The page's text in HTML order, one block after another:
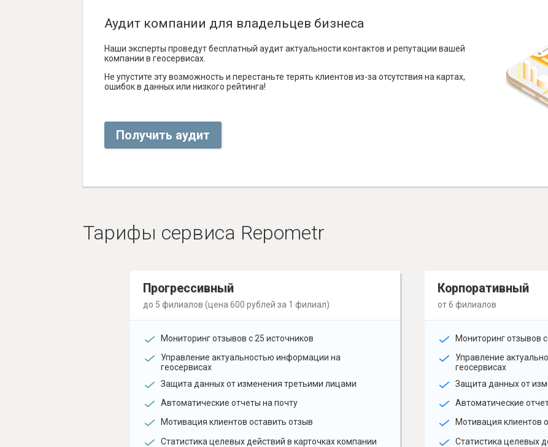
Аудит компании для владельцев бизнеса
Наши эксперты проведут бесплатный аудит актуальности контактов и репутации вашей
компании в геосервисах.
Не упустите эту возможность и перестаньте терять клиентов из-за отсутствия на картах,
ошибок в данных или низкого рейтинга!
Получить аудит
Тарифы сервиса Repometr
Прогрессивный
до 5 филиалов (цена 600 рублей за 1 филиал)
Мониторинг отзывов с 25 источников
Управление актуальностью информации на
геосервисах
Защита данных от изменения третьими лицами
Автоматические отчеты на почту
Мотивация клиентов оставить отзыв
Статистика целевых действий в карточках компании
Корпоративный
от 6 филиалов
Мониторинг отзывов
Управление
геосервисах
Защита данных от
Автоматические
Мотивация клиентов
Статистика целевых